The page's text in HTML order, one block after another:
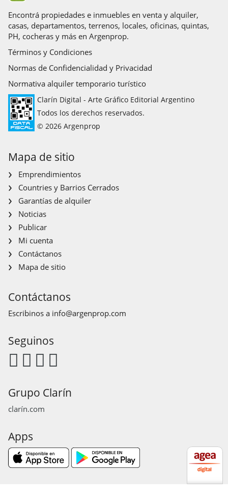
Encontrá propiedades e inmuebles en venta y alquiler,
casas, departamentos, terrenos, locales, oficinas, quintas,
PH, cocheras y más en Argenprop.
Términos y Condiciones
Normas de Confidencialidad y Privacidad
Normativa alquiler temporario turístico
Clarín Digital - Arte Gráfico Editorial Argentino
Todos los derechos reservados.
© 2026 Argenprop
Mapa de sitio
Emprendimientos
Countries y Barrios Cerrados
Garantías de alquiler
Noticias
Publicar
Mi cuenta
Contáctanos
Mapa de sitio
Contáctanos
Escribinos a info@argenprop.com
Seguinos
Grupo Clarín
clarín.com
Apps